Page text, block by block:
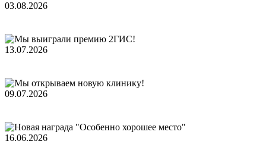
03.08.2026
13.07.2026
09.07.2026
16.06.2026